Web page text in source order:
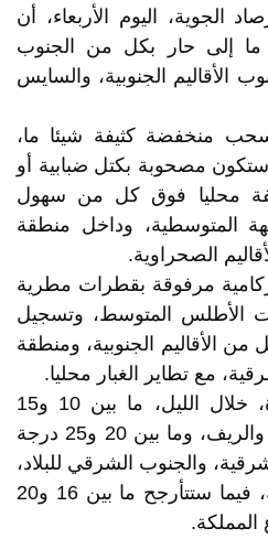
الجوية، اليوم الأربعاء، أن
إلى حار بكل من الجنوب
الأقاليم الجنوبية، والسايس
منخفضة كثيفة شيئا ما،
مصحوبة بكتل ضبابية أو
محليا فوق كل من سهول
المتوسطية، وداخل منطقة
الصحراوية.
مرفوقة بقطرات مطرية
الأطلس المتوسط، وتسجيل
من الأقاليم الجنوبية، ومنطقة
مع تطاير الغبار محليا.
وستتراوح درجات الحرارة، خلال الليل، ما بين 10 و15
درجة بمورتفعات الأطلس والريف، وما بين 20 و25 درجة
والجنوب الشرقي للبلاد،
وجنوب الأقاليم الصحراوية، فيما ستتأرجح ما بين 16 و20